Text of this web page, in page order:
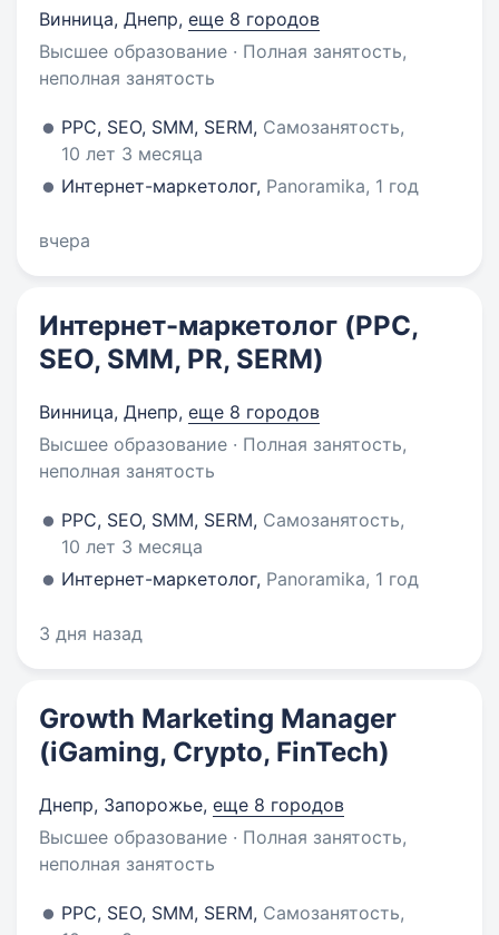
Винница, Днепр, еще 8 городов
Высшее образование · Полная занятость,
неполная занятость
PPC, SEO, SMM, SERM, Самозанятость,
10 лет 3 месяца
Интернет-маркетолог, Panoramika, 1 год
вчера
Интернет-маркетолог (PPC,
SEO, SMM, PR, SERM)
Винница, Днепр, еще 8 городов
Высшее образование · Полная занятость,
неполная занятость
PPC, SEO, SMM, SERM, Самозанятость,
10 лет 3 месяца
Интернет-маркетолог, Panoramika, 1 год
3 дня назад
Growth Marketing Manager
(iGaming, Crypto, FinTech)
Днепр, Запорожье, еще 8 городов
Высшее образование · Полная занятость,
неполная занятость
PPC, SEO, SMM, SERM, Самозанятость,